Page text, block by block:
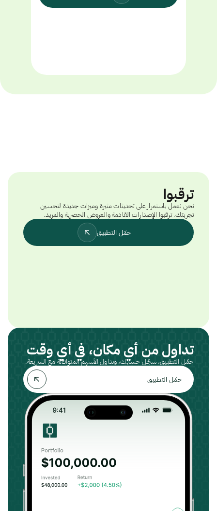
ترقبوا
نحن نعمل باستمرار على تحديثات مثيرة وميزات جديدة لتحسين
تجربتك. ترقبوا الإصدارات القادمة والعروض الحصرية والمزيد.
حمّل التطبيق
تداول من أي مكان، في أي وقت
حمّل التطبيق، سجّل حسابك، وتداول الأسهم المتوافقة مع الشريعة.
حمّل التطبيق